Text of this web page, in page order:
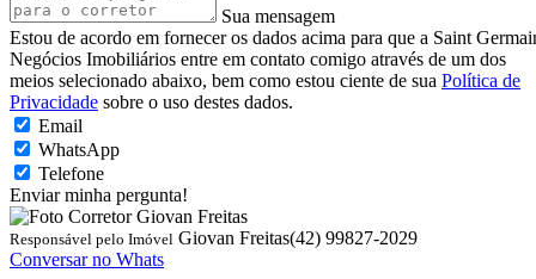
Sua mensagem
Estou de acordo em fornecer os dados acima para que a Saint
Negócios Imobiliários entre em contato comigo através de um dos
meios selecionado abaixo, bem como estou ciente de sua Política de
Privacidade sobre o uso destes dados.
Email
WhatsApp
Telefone
Enviar minha pergunta!
Responsável pelo Imóvel Giovan Freitas(42) 99827-2029
Conversar no Whats